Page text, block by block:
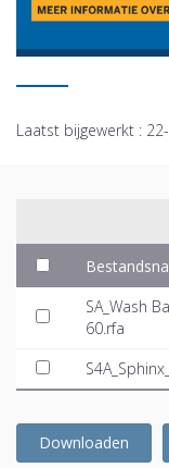
Laatst bijgewerkt :
SA_Wash
60.rfa
Downloaden